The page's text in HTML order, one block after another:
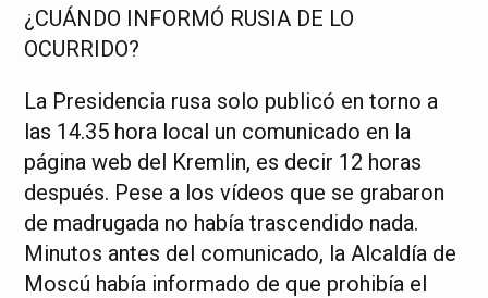
¿CUÁNDO INFORMÓ RUSIA DE LO
OCURRIDO?
La Presidencia rusa solo publicó en torno a
las 14.35 hora local un comunicado en la
página web del Kremlin, es decir 12 horas
después. Pese a los vídeos que se grabaron
de madrugada no había trascendido nada.
Minutos antes del comunicado, la Alcaldía de
Moscú había informado de que prohibía el